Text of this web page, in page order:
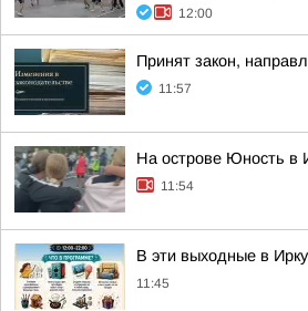
12:00
Принят закон,
11:57
На острове Юность в
11:54
В эти выходные в
11:45